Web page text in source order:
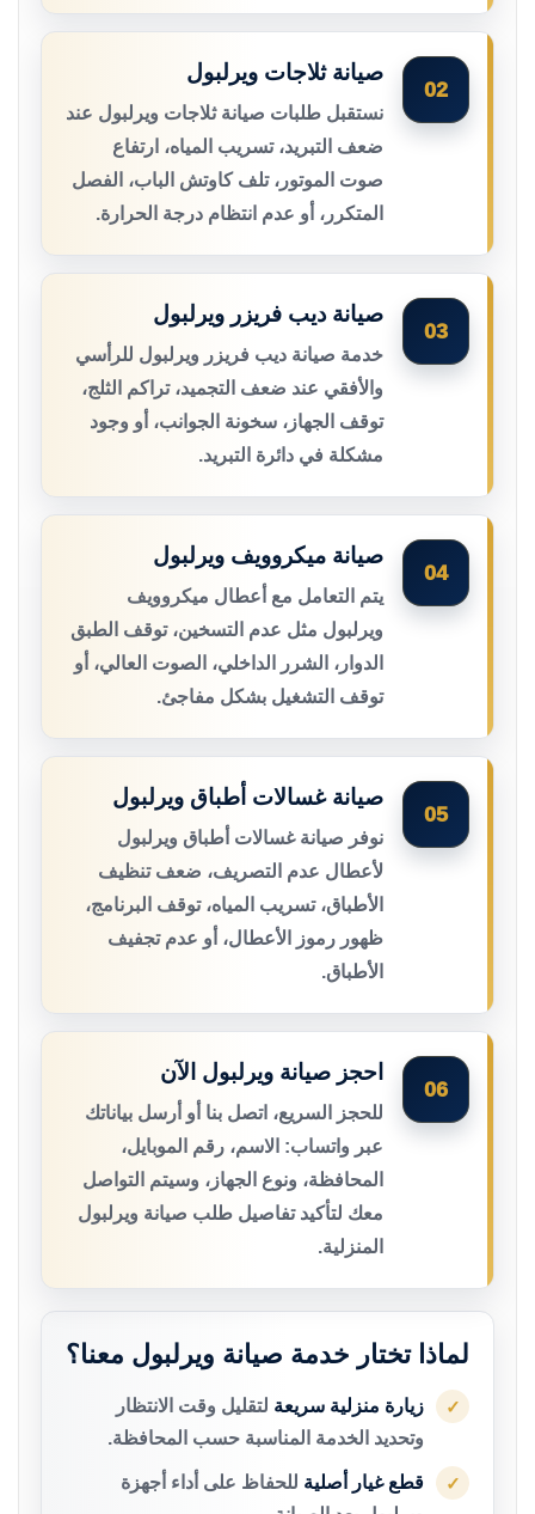
02
صيانة ثلاجات ويرلبول
نستقبل طلبات صيانة ثلاجات ويرلبول عند
ضعف التبريد، تسريب المياه، ارتفاع
صوت الموتور، تلف كاوتش الباب، الفصل
المتكرر، أو عدم انتظام درجة الحرارة.
03
صيانة ديب فريزر ويرلبول
خدمة صيانة ديب فريزر ويرلبول للرأسي
والأفقي عند ضعف التجميد، تراكم الثلج،
توقف الجهاز، سخونة الجوانب، أو وجود
مشكلة في دائرة التبريد.
04
صيانة ميكروويف ويرلبول
يتم التعامل مع أعطال ميكروويف
ويرلبول مثل عدم التسخين، توقف الطبق
الدوار، الشرر الداخلي، الصوت العالي، أو
توقف التشغيل بشكل مفاجئ.
05
صيانة غسالات أطباق ويرلبول
نوفر صيانة غسالات أطباق ويرلبول
لأعطال عدم التصريف، ضعف تنظيف
الأطباق، تسريب المياه، توقف البرنامج،
ظهور رموز الأعطال، أو عدم تجفيف
الأطباق.
06
احجز صيانة ويرلبول الآن
للحجز السريع، اتصل بنا أو أرسل بياناتك
عبر واتساب: الاسم، رقم الموبايل،
المحافظة، ونوع الجهاز، وسيتم التواصل
معك لتأكيد تفاصيل طلب صيانة ويرلبول
المنزلية.
لماذا تختار خدمة صيانة ويرلبول معنا؟
✓ زيارة منزلية سريعة لتقليل وقت الانتظار
وتحديد الخدمة المناسبة حسب المحافظة.
✓ قطع غيار أصلية للحفاظ على أداء أجهزة